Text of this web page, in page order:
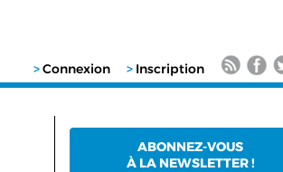
>Connexion > Inscription
ABONNEZ-VOUS
À LA NEWSLETTER !